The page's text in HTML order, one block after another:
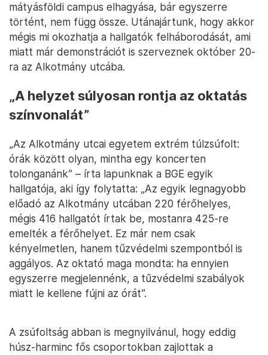
mátyásföldi campus elhagyása, bár egyszerre
történt, nem függ össze. Utánajártunk, hogy akkor
mégis mi okozhatja a hallgatók felháborodását, ami
miatt már demonstrációt is szerveznek október 20-
ra az Alkotmány utcába.
„A helyzet súlyosan rontja az oktatás
színvonalát”
„Az Alkotmány utcai egyetem extrém túlzsúfolt:
órák között olyan, mintha egy koncerten
tolonganánk” – írta lapunknak a BGE egyik
hallgatója, aki így folytatta: „Az egyik legnagyobb
előadó az Alkotmány utcában 220 férőhelyes,
mégis 416 hallgatót írtak be, mostanra 425-re
emelték a férőhelyet. Ez már nem csak
kényelmetlen, hanem tűzvédelmi szempontból is
aggályos. Az oktató maga mondta: ha ennyien
egyszerre megjelennénk, a tűzvédelmi szabályok
miatt le kellene fújni az órát”.
A zsúfoltság abban is megnyilvánul, hogy eddig
húsz-harminc fős csoportokban zajlottak a